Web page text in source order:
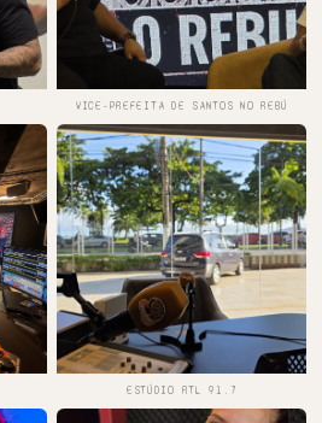
VICE-PREFEITA DE SANTOS NO REBÚ
ESTÚDIO RTL 91.7